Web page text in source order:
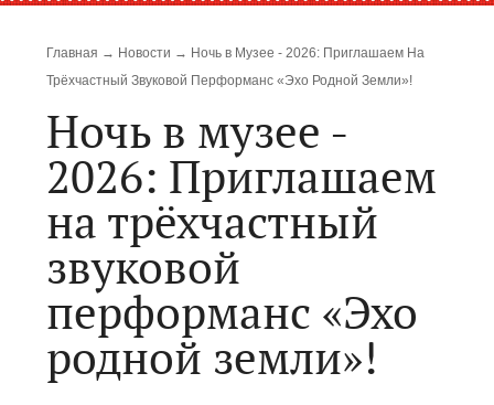
Строка навигации
Главная Новости
Ночь в Музее - 2026: Приглашаем На
Трёхчастный Звуковой Перформанс «Эхо Родной Земли»!
Ночь в музее -
2026: Приглашаем
на трёхчастный
звуковой
перформанс «Эхо
родной земли»!